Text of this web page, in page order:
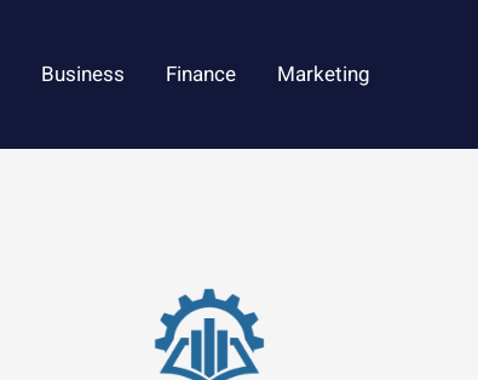
Business Finance Marketing